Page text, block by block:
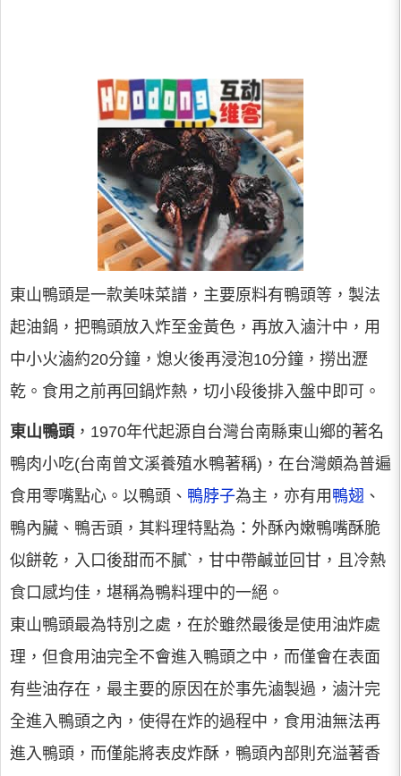
東山鴨頭是一款美味菜譜，主要原料有鴨頭等，製法
起油鍋，把鴨頭放入炸至金黃色，再放入滷汁中，用
中小火滷約20分鐘，熄火後再浸泡10分鐘，撈出瀝
乾。食用之前再回鍋炸熱，切小段後排入盤中即可。
東山鴨頭 ，1970年代起源自台灣台南縣東山鄉的著名
鴨肉小吃(台南曾文溪養殖水鴨著稱)，在台灣頗為普遍
食用零嘴點心。以鴨頭、 鴨脖子為主，亦有用 鴨翅 、
鴨內臟、鴨舌頭，其料理特點為：外酥內嫩鴨嘴酥脆
似餅乾，入口後甜而不膩`，甘中帶鹹並回甘，且冷熱
食口感均佳，堪稱為鴨料理中的一絕。
東山鴨頭最為特別之處，在於雖然最後是使用油炸處
理，但食用油完全不會進入鴨頭之中，而僅會在表面
有些油存在，最主要的原因在於事先滷製過，滷汁完
全進入鴨頭之內，使得在炸的過程中，食用油無法再
進入鴨頭，而僅能將表皮炸酥，鴨頭內部則充溢著香